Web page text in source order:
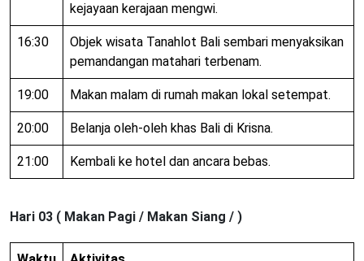
kejayaan kerajaan mengwi.
16:30
Objek wisata Tanahlot Bali sembari menyaksikan
pemandangan matahari terbenam.
19:00 Makan malam di rumah makan lokal setempat.
20:00 Belanja oleh-oleh khas Bali di Krisna.
21:00 Kembali ke hotel dan ancara bebas.
Hari 03 ( Makan Pagi / Makan Siang / )